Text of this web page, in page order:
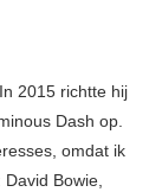
2015 richtte hij
Dash op.
omdat ik
Bowie,